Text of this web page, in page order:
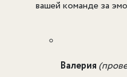
вашей команде за
Валерия